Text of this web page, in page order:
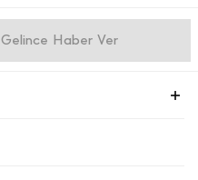
Gelince Haber Ver